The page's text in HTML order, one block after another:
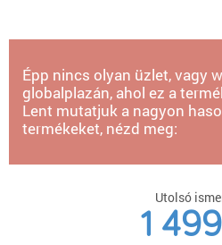
Épp nincs olyan üzlet, vagy
globalplazán, ahol ez a
Lent mutatjuk a nagyon
termékeket, nézd meg:
Utolsó
1